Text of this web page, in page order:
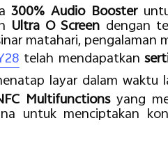
300% Audio Booster
Ultra O Screen dengan
matahari, pengalaman
telah mendapatkan
layar dalam waktu
Multifunctionsyang
untuk menciptakan